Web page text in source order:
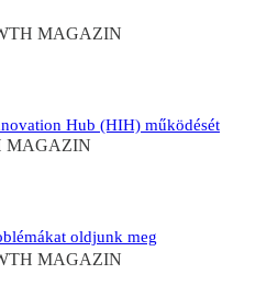
MAGAZIN
Hub (HIH) működését
MAGAZIN
oldjunk meg
MAGAZIN